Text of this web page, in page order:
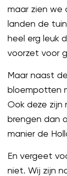
maar zien we
landen de
heel erg leuk
voorzet voor
Maar naast
bloempotten
Ook deze zijn
brengen dan
manier de
En vergeet
niet. Wij zijn